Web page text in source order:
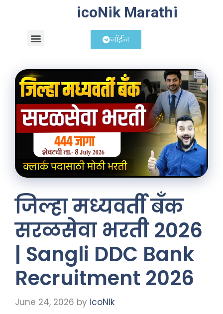
icoNik Marathi
जॉईन
जिल्हा मध्यवर्ती बँक
सरळसेवा भरती 2026
| Sangli DDC Bank
Recruitment 2026
June 24, 2026 by icoNIk